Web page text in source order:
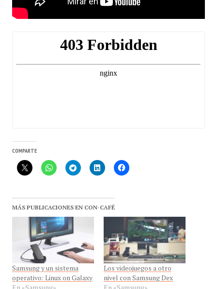
MÁS PUBLICACIONES EN CON-CAFÉ
Samsung y un sistema
operativo: Linux on Galaxy
En «Samsung»
Los videojuegos a otro
nivel con Samsung Dex
En «Samsung»